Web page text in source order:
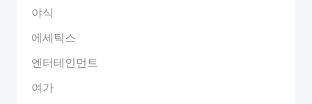
야식
에세틱스
엔터테인먼트
여가